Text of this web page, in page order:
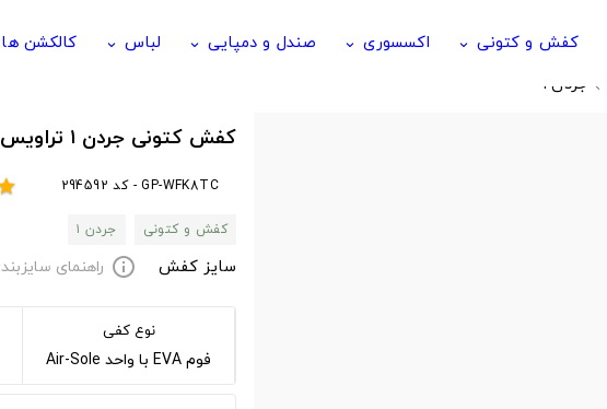
کفش و کتونی keyboard_arrow_down اکسسوری keyboard_arrow_down صندل و دمپایی keyboard_arrow_down لباس keyboard_arrow_down کالکشن ها
جردن ۱
کفش کتونی جردن ۱ تراویس اسکات موکا
GP-WFK8TC - کد 294592
کفش و کتونی
جردن ۱
سایز کفش info راهنمای
نوع کفی
فوم EVA با واحد Air-Sole